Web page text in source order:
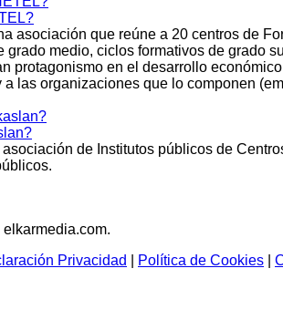
asociación que reúne a 20 centros de
grado medio, ciclos formativos de grado
protagonismo en el desarrollo
a las organizaciones que lo componen
asociación de Institutos públicos de
Privacidad Política de Cookies